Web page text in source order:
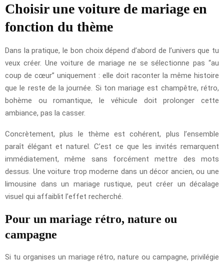
Choisir une voiture de mariage en
fonction du thème
Dans la pratique, le bon choix dépend d’abord de l’univers que tu
veux créer. Une voiture de mariage ne se sélectionne pas “au
coup de cœur” uniquement : elle doit raconter la même histoire
que le reste de la journée. Si ton mariage est champêtre, rétro,
bohème ou romantique, le véhicule doit prolonger cette
ambiance, pas la casser.
Concrètement, plus le thème est cohérent, plus l’ensemble
paraît élégant et naturel. C’est ce que les invités remarquent
immédiatement, même sans forcément mettre des mots
dessus. Une voiture trop moderne dans un décor ancien, ou une
limousine dans un mariage rustique, peut créer un décalage
visuel qui affaiblit l’effet recherché.
Pour un mariage rétro, nature ou
campagne
Si tu organises un mariage rétro, nature ou campagne, privilégie